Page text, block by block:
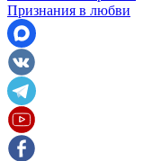
Признания в любви